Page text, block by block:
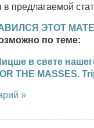
предлагаемой
ЭТОТ
по теме:
в свете
THE MASSES.
»